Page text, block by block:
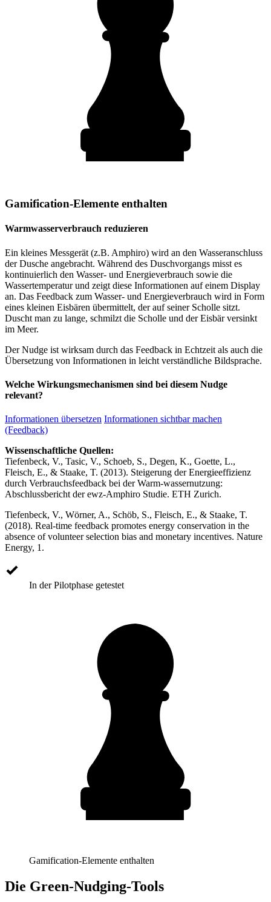
Gamification-Elemente enthalten
Warmwasserverbrauch reduzieren
Ein kleines Messgerät (z.B. Amphiro) wird an den Wasseranschluss
der Dusche angebracht. Während des Duschvorgangs misst es
kontinuierlich den Wasser- und Energieverbrauch sowie die
Wassertemperatur und zeigt diese Informationen auf einem Display
an. Das Feedback zum Wasser- und Energieverbrauch wird in Form
eines kleinen Eisbären übermittelt, der auf seiner Scholle sitzt.
Duscht man zu lange, schmilzt die Scholle und der Eisbär versinkt
im Meer.
Der Nudge ist wirksam durch das Feedback in Echtzeit als auch die
Übersetzung von Informationen in leicht verständliche Bildsprache.
Welche Wirkungsmechanismen sind bei diesem Nudge
relevant?
Informationen übersetzen Informationen sichtbar machen
(Feedback)
Wissenschaftliche Quellen:
Tiefenbeck, V., Tasic, V., Schoeb, S., Degen, K., Goette, L.,
Fleisch, E., & Staake, T. (2013). Steigerung der Energieeffizienz
durch Verbrauchsfeedback bei der Warm-wassernutzung:
Abschlussbericht der ewz-Amphiro Studie. ETH Zurich.
Tiefenbeck, V., Wörner, A., Schöb, S., Fleisch, E., & Staake, T.
(2018). Real-time feedback promotes energy conservation in the
absence of volunteer selection bias and monetary incentives. Nature
Energy, 1.
In der Pilotphase getestet
Gamification-Elemente enthalten
Die Green-Nudging-Tools